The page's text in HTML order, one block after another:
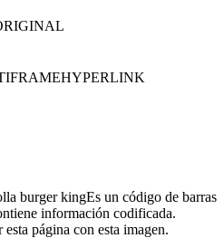
IFRAMEHYPERLINK
Es un código de barras
información codificada.
página con esta imagen.